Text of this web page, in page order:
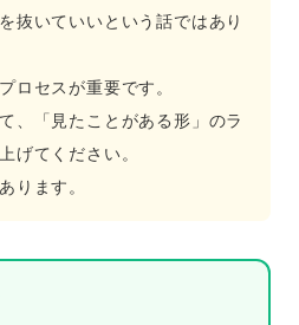
抜いていいという話ではあり
ロセスが重要です。
、「見たことがある形」のラ
げてください。
ります。